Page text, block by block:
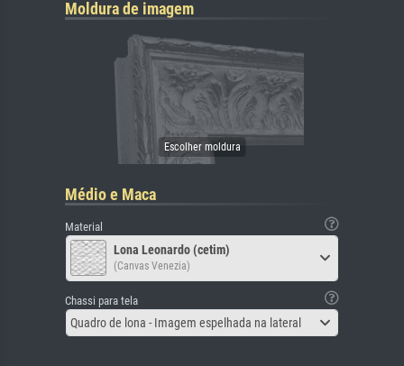
Moldura de imagem
Médio e Maca
Material
Lona Leonardo (cetim)
(Canvas Venezia)
Chassi para tela
Quadro de lona - Imagem espelhada na lateral